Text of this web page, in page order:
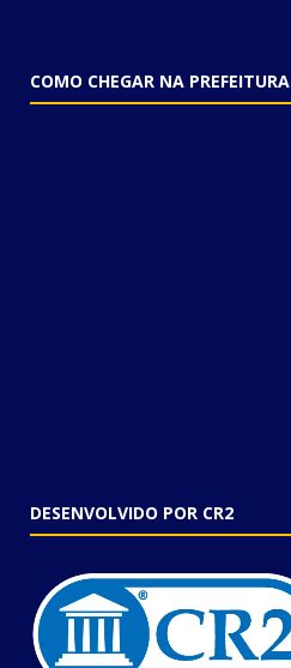
COMO CHEGAR NA PREFEITURA
DESENVOLVIDO POR CR2